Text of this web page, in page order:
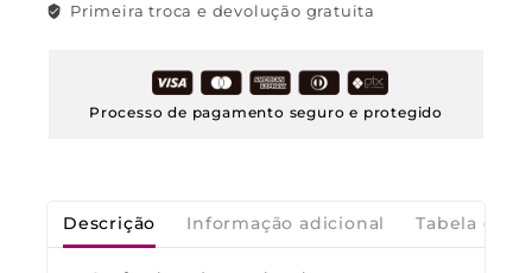
Primeira troca e devolução gratuita
Processo de pagamento seguro e protegido
Descrição Informação adicional Tabela de